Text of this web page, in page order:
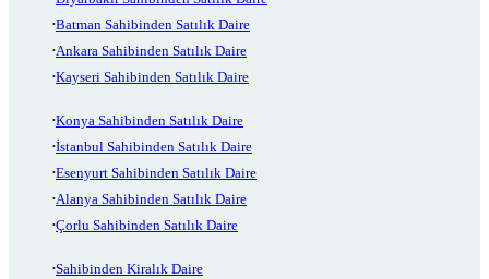
Batman Sahibinden Satılık Daire
Ankara Sahibinden Satılık Daire
Kayseri Sahibinden Satılık Daire
Konya Sahibinden Satılık Daire
İstanbul Sahibinden Satılık Daire
Esenyurt Sahibinden Satılık Daire
Alanya Sahibinden Satılık Daire
Çorlu Sahibinden Satılık Daire
Sahibinden Kiralık Daire